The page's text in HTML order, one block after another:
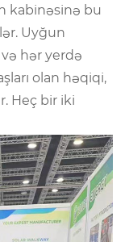
kabinəsinə bu
Uyğun
hər yerdə
olan həqiqi,
Heç bir iki